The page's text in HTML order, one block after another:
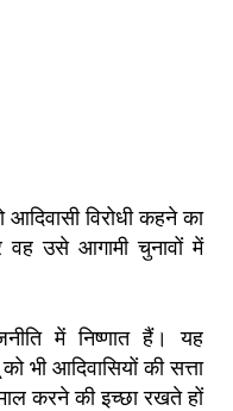
विरोधी कहने का
उसे आगामी चुनावों में
में निष्णात हैं। यह
भी आदिवासियों की सत्ता
करने की इच्छा रखते हों